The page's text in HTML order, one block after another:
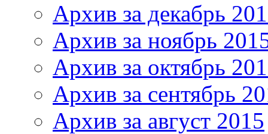
Архив за декабрь
Архив за ноябрь
Архив за октябрь
Архив за сентябрь
Архив за август 2015